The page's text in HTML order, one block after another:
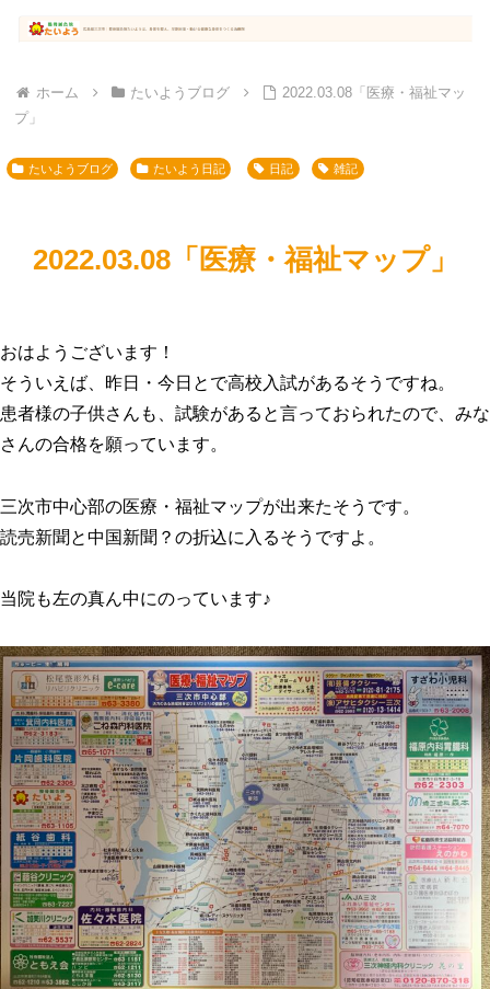
ホーム たいようブログ
2022.03.08「医療・福祉マッ
プ」
たいようブログ たいよう日記 日記 雑記
2022.03.08「医療・福祉マップ」
おはようございます！
そういえば、昨日・今日とで高校入試があるそうですね。
患者様の子供さんも、試験があると言っておられたので、みな
さんの合格を願っています。
三次市中心部の医療・福祉マップが出来たそうです。
読売新聞と中国新聞？の折込に入るそうですよ。
当院も左の真ん中にのっています♪